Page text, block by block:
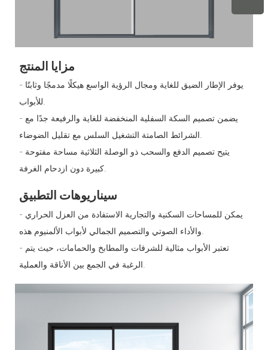
مزايا المنتج
- يوفر الإطار الضيق للغاية ومجال الرؤية الواسع هيكلًا مدمجًا وثابتًا
- يضمن تصميم السكة السفلية المنخفضة للغاية والرفيعة جدًا مع
- يتيح تصميم الدفع والسحب ذو الوصلة الثلاثية مساحة مفتوحة
كبيرة دون ازدحام الغرفة.
سيناريوهات التطبيق
- يمكن للمساحات السكنية والتجارية الاستفادة من العزل الحراري
- تعتبر الأبواب مثالية للشرفات والمطابخ والحمامات، حيث يتم